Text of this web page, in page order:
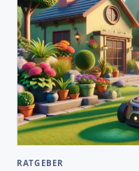
RATGEBER